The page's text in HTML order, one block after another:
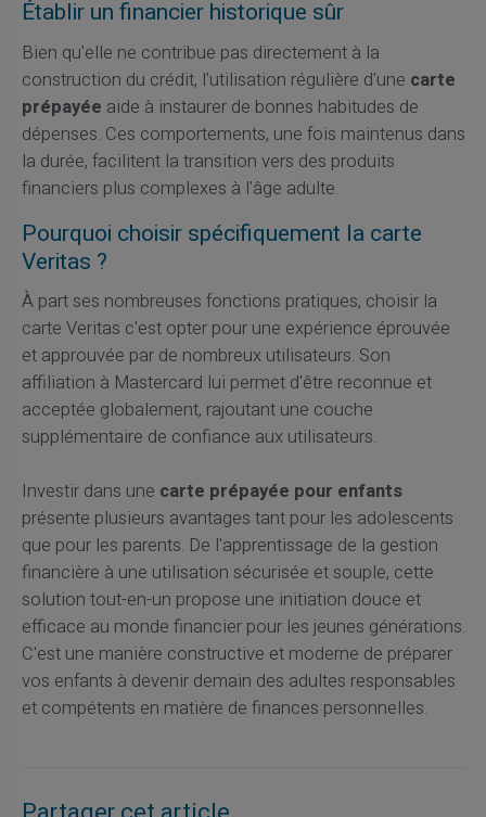
Établir un financier historique sûr
Bien qu'elle ne contribue pas directement à la
construction du crédit, l'utilisation régulière d'une carte
prépayée aide à instaurer de bonnes habitudes de
dépenses. Ces comportements, une fois maintenus dans
la durée, facilitent la transition vers des produits
financiers plus complexes à l'âge adulte.
Pourquoi choisir spécifiquement la carte
Veritas ?
À part ses nombreuses fonctions pratiques, choisir la
carte Veritas c'est opter pour une expérience éprouvée
et approuvée par de nombreux utilisateurs. Son
affiliation à Mastercard lui permet d'être reconnue et
acceptée globalement, rajoutant une couche
supplémentaire de confiance aux utilisateurs.
Investir dans une carte prépayée pour enfants
présente plusieurs avantages tant pour les adolescents
que pour les parents. De l'apprentissage de la gestion
financière à une utilisation sécurisée et souple, cette
solution tout-en-un propose une initiation douce et
efficace au monde financier pour les jeunes générations.
C'est une manière constructive et moderne de préparer
vos enfants à devenir demain des adultes responsables
et compétents en matière de finances personnelles.